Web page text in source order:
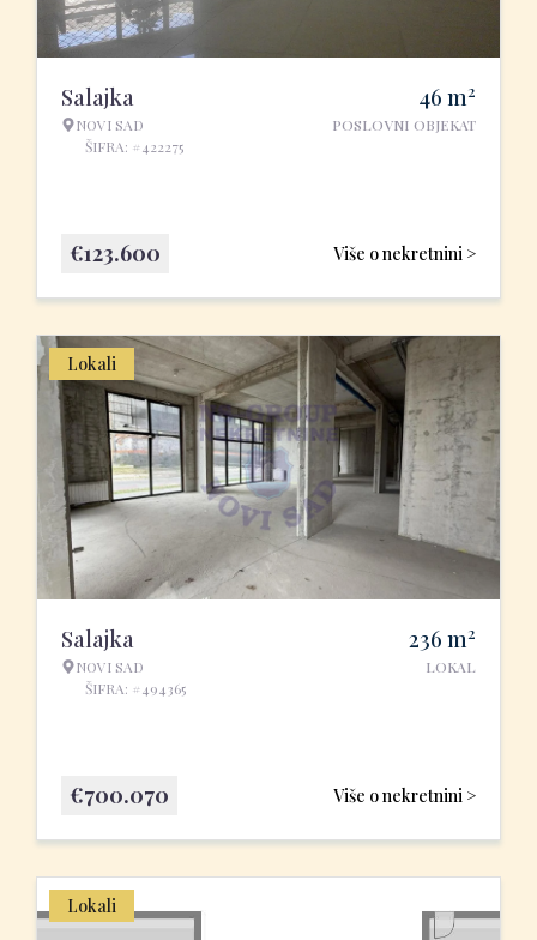
Salajka
NOVI SAD
ŠIFRA: #422275
46 m2
POSLOVNI OBJEKAT
Više o nekretnini >
€123.600
Lokali
Salajka
NOVI SAD
ŠIFRA: #494365
236 m2
LOKAL
Više o nekretnini >
€700.070
Lokali